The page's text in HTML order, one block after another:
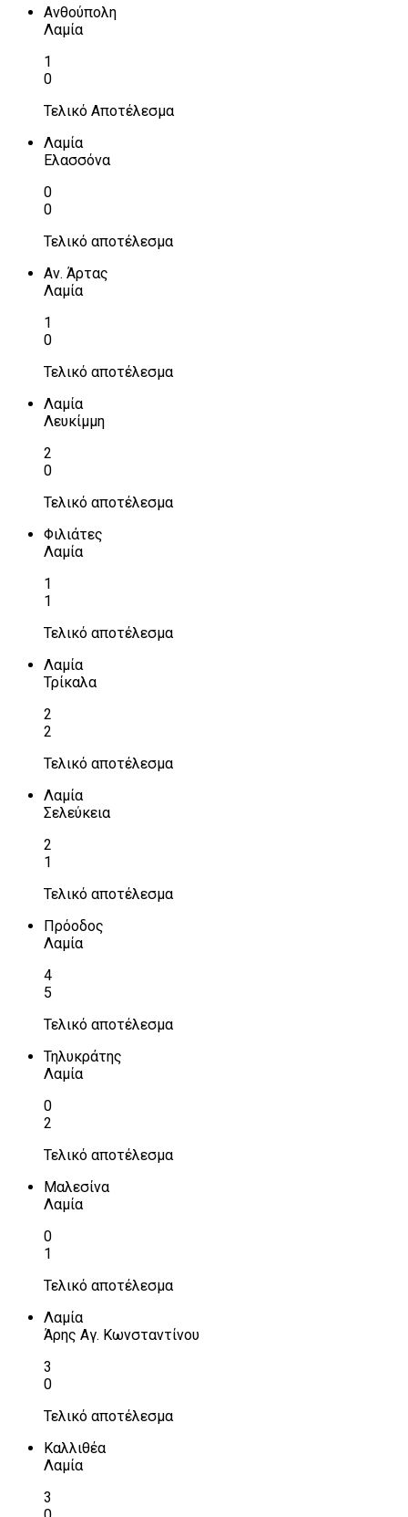
Ανθούπολη
Λαμία
1
0
Τελικό Αποτέλεσμα
Λαμία
Ελασσόνα
0
0
Τελικό αποτέλεσμα
Αν. Άρτας
Λαμία
1
0
Τελικό αποτέλεσμα
Λαμία
Λευκίμμη
2
0
Τελικό αποτέλεσμα
Φιλιάτες
Λαμία
1
1
Τελικό αποτέλεσμα
Λαμία
Τρίκαλα
2
2
Τελικό αποτέλεσμα
Λαμία
Σελεύκεια
2
1
Τελικό αποτέλεσμα
Πρόοδος
Λαμία
4
5
Τελικό αποτέλεσμα
Τηλυκράτης
Λαμία
0
2
Τελικό αποτέλεσμα
Μαλεσίνα
Λαμία
0
1
Τελικό αποτέλεσμα
Λαμία
Άρης Αγ. Κωνσταντίνου
3
0
Τελικό αποτέλεσμα
Καλλιθέα
Λαμία
3